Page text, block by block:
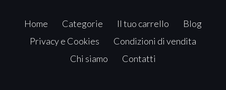
Home Categorie Il tuo carrello
Blog
Privacy e Cookies
Condizioni di vendita
Chi siamo
Contatti